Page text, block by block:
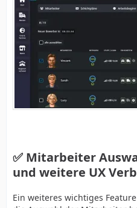
✅ Mitarbeiter
und weitere UX
Ein weiteres wichtiges